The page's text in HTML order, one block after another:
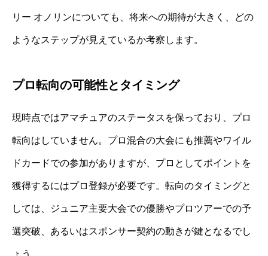
リー オノリンについても、将来への期待が大きく、どの
ようなステップが見えているか考察します。
プロ転向の可能性とタイミング
現時点ではアマチュアのステータスを保っており、プロ
転向はしていません。プロ混合の大会にも推薦やワイル
ドカードでの参加がありますが、プロとしてポイントを
獲得するにはプロ登録が必要です。転向のタイミングと
しては、ジュニア主要大会での優勝やプロツアーでの予
選突破、あるいはスポンサー契約の動きが鍵となるでし
ょう。